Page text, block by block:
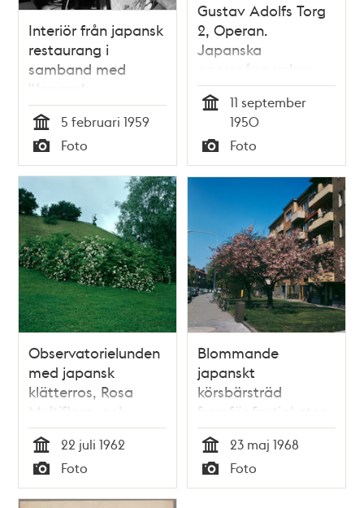
Interiör från japansk
restaurang i
samband med
"Japansk
matvecka". En
kvinna serverar mat
Tid
5 februari 1959
Typ
Foto
Gustav Adolfs Torg
2, Operan.
Japanska
operasångerskan
Tomiko Kanazawa.
(Klädd som Geisha)
11 september
1950
Typ
Foto
Observatorielunden
med japansk
klätterros, Rosa
Multiflora, och
skulpturen
Kentauren i fonden
Tid
22 juli 1962
Typ
Foto
Blommande
japanskt
körsbärsträd
framför fastigheten
på Brantingsgatan
37. Vy åt väster
Tid
23 maj 1968
Typ
Foto